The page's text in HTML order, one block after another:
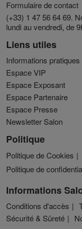
Formulaire de contact
(+33) 1 47 56 64 69.
lundi au vendredi, de
Liens utiles
Informations pratiques
Espace VIP
Espace Exposant
Espace Partenaire
Espace Presse
Newsletter Salon
Politique
Politique de Cookies
Politique de
Informations
Conditions d'accès
Sécurité & Sûreté